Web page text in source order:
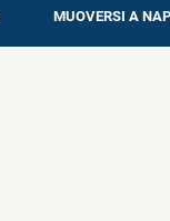
MUOVERSI A